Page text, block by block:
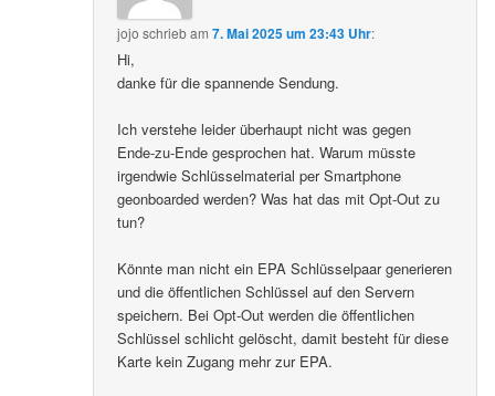
jojo schriebam7. Mai 2025 um 23:43 Uhr:
Hi,
danke für die spannende Sendung.
Ich verstehe leider überhaupt nicht was gegen
Ende-zu-Ende gesprochen hat. Warum müsste
irgendwie Schlüsselmaterial per Smartphone
geonboarded werden? Was hat das mit Opt-Out zu
tun?
Könnte man nicht ein EPA Schlüsselpaar generieren
und die öffentlichen Schlüssel auf den Servern
speichern. Bei Opt-Out werden die öffentlichen
Schlüssel schlicht gelöscht, damit besteht für diese
Karte kein Zugang mehr zur EPA.